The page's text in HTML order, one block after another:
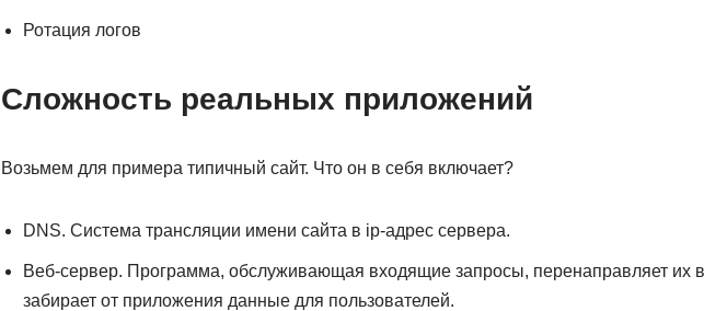
Ротация логов
Сложность реальных приложений
Возьмем для примера типичный сайт. Что он в себя включает?
DNS. Система трансляции имени сайта в ip-адрес сервера.
Веб-сервер. Программа, обслуживающая входящие запросы, перенаправляет их
забирает от приложения данные для пользователей.